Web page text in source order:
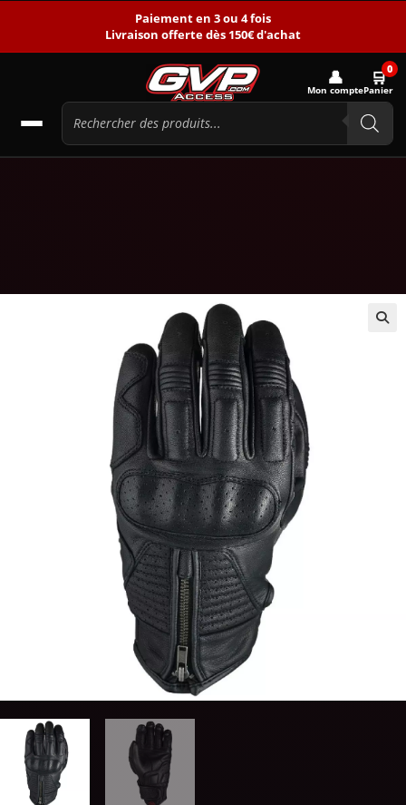
Paiement en 3 ou 4 fois
Livraison offerte dès 150€ d'achat
👤
Mon compte
🛒0
Panier